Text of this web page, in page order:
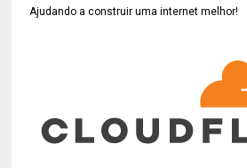
Ajudando a construir uma internet melhor!